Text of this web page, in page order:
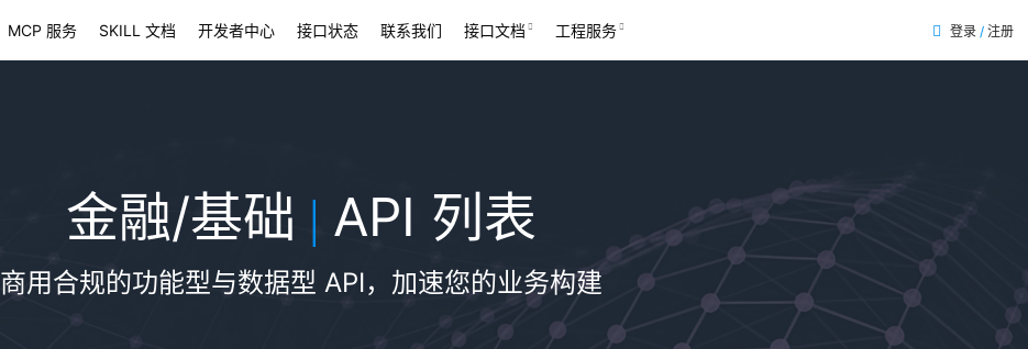
MCP 服务 SKILL 文档 开发者中心 接口状态 联系我们 接口文档 工程服务 登录 / 注册
金融/基础 | API 列表
商用合规的功能型与数据型 API，加速您的业务构建